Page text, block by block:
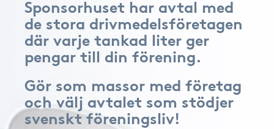
Sponsorhuset har avtal med
de stora drivmedelsföretagen
där varje tankad liter ger
pengar till din förening.
Gör som massor med företag
och välj avtalet som stödjer
svenskt föreningsliv!